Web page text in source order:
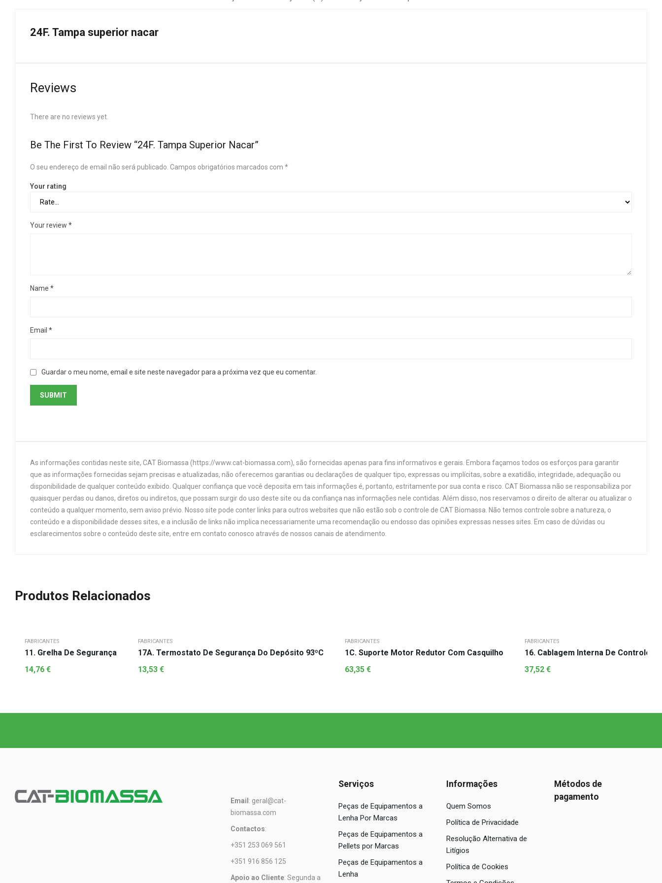
24F. Tampa superior nacar
Reviews
There are no reviews yet.
Be The First To Review “24F. Tampa Superior Nacar”
O seu endereço de email não será publicado. Campos obrigatórios marcados com *
Your rating
Your review *
Name *
Email *
Guardar o meu nome, email e site neste navegador para a próxima vez que eu comentar.
As informações contidas neste site, CAT Biomassa (https://www.cat-biomassa.com), são fornecidas apenas para fins informativos e gerais. Embora façamos todos os esforços para garantir
que as informações fornecidas sejam precisas e atualizadas, não oferecemos garantias ou declarações de qualquer tipo, expressas ou implícitas, sobre a exatidão, integridade, adequação ou
disponibilidade de qualquer conteúdo exibido. Qualquer confiança que você deposita em tais informações é, portanto, estritamente por sua conta e risco. CAT Biomassa não se responsabiliza por
quaisquer perdas ou danos, diretos ou indiretos, que possam surgir do uso deste site ou da confiança nas informações nele contidas. Além disso, nos reservamos o direito de alterar ou atualizar o
conteúdo a qualquer momento, sem aviso prévio. Nosso site pode conter links para outros websites que não estão sob o controle de CAT Biomassa. Não temos controle sobre a natureza, o
conteúdo e a disponibilidade desses sites, e a inclusão de links não implica necessariamente uma recomendação ou endosso das opiniões expressas nesses sites. Em caso de dúvidas ou
esclarecimentos sobre o conteúdo deste site, entre em contato conosco através de nossos canais de atendimento.
Produtos Relacionados
FABRICANTES
11. Grelha De Segurança
14,76 €
FABRICANTES
17A. Termostato De Segurança Do Depósito 93ºC
13,53 €
FABRICANTES
1C. Suporte Motor Redutor Com Casquilho
63,35 €
FABRICANTES
16. Cablagem Interna De Controle
37,52 €
Email : geral@cat-
biomassa.com
Contactos:
+351 253 069 561
+351 916 856 125
Apoio ao Cliente: Segunda a
Serviços
Peças de Equipamentos a
Lenha Por Marcas
Peças de Equipamentos a
Pellets por Marcas
Peças de Equipamentos a
Lenha
Informações
Quem Somos
Política de Privacidade
Resolução Alternativa de
Litígios
Política de Cookies
Métodos de
pagamento